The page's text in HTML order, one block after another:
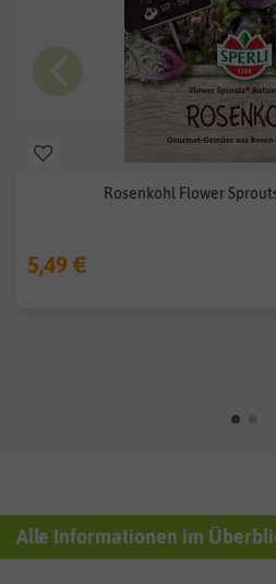
Rosenkohl Flower
5,49 €
Alle Informationen im